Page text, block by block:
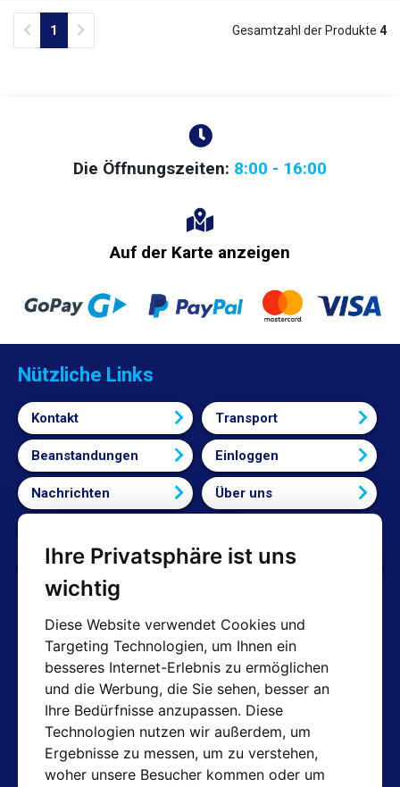
Ihre Privatsphäre ist uns
wichtig
Diese Website verwendet Cookies und
Targeting Technologien, um Ihnen ein
besseres Internet-Erlebnis zu ermöglichen
und die Werbung, die Sie sehen, besser an
Ihre Bedürfnisse anzupassen. Diese
Technologien nutzen wir außerdem, um
Ergebnisse zu messen, um zu verstehen,
woher unsere Besucher kommen oder um
Normalerweise 165 - 175 Grad. Für weitere Informationen wenden Sie
sich bitte an unsere technische Abteilung.
Previous
1 Gesamtzahl der Produkte 4
Die Öffnungszeiten: 8:00 - 16:00
Auf der Karte anzeigen
Nützliche Links
Kontakt Transport
Beanstandungen Einloggen
Nachrichten Über uns
Cookie-Einstellungen bearbeiten
AT-Kontakte
Shop: info@hotair.cz
+420 603 357 606 (Nur Englisch)
Mo-Fr: 7:30 – 15:00
Technische Abteilung: servis@hotair.cz